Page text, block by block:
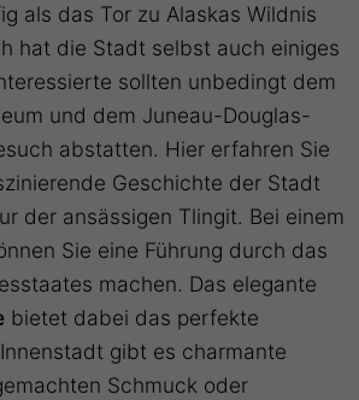
als das Tor zu Alaskas Wildnis
hat die Stadt selbst auch einiges
sollten unbedingt dem
und dem Juneau-Douglas-
abstatten. Hier erfahren Sie
Geschichte der Stadt
der ansässigen Tlingit. Bei einem
Sie eine Führung durch das
machen. Das elegante
bietet dabei das perfekte
gibt es charmante
Schmuck oder